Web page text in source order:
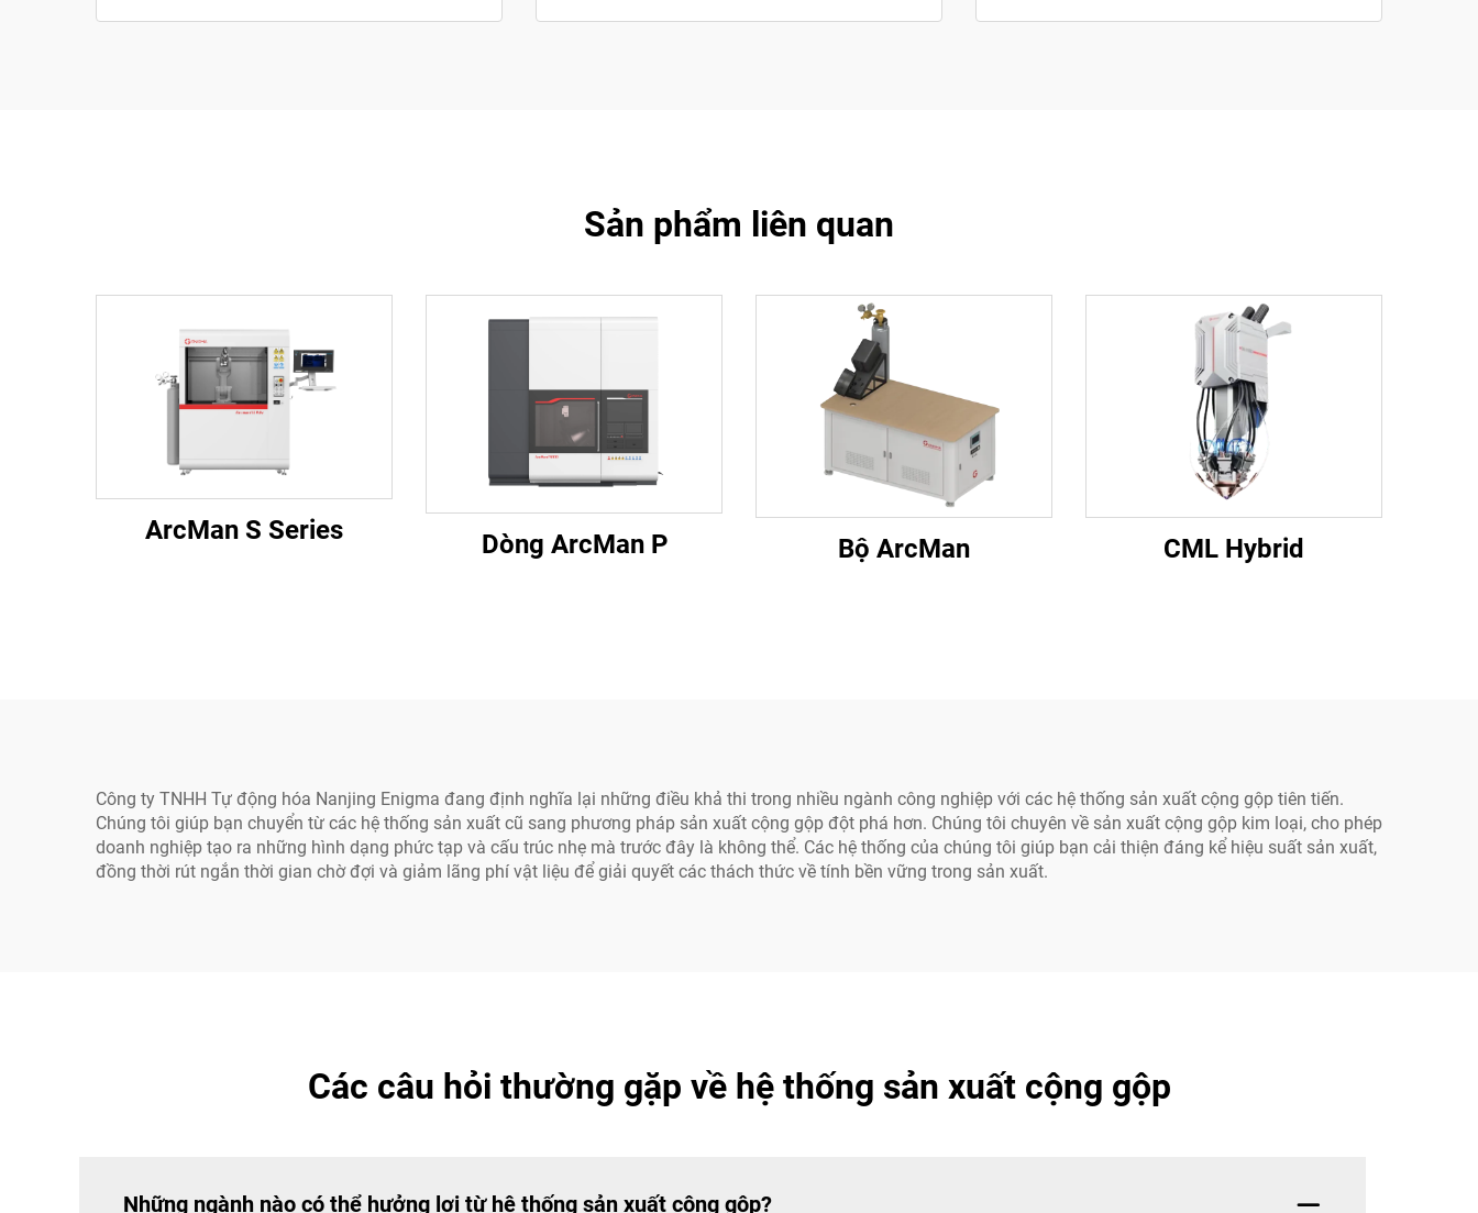
Sản phẩm liên quan
ArcMan S Series Dòng ArcMan P Bộ ArcMan CML Hybrid
Công ty TNHH Tự động hóa Nanjing Enigma đang định nghĩa lại những điều khả thi trong nhiều ngành công nghiệp với các hệ thống sản xuất cộng gộp tiên tiến.
Chúng tôi giúp bạn chuyển từ các hệ thống sản xuất cũ sang phương pháp sản xuất cộng gộp đột phá hơn. Chúng tôi chuyên về sản xuất cộng gộp kim loại, cho phép
doanh nghiệp tạo ra những hình dạng phức tạp và cấu trúc nhẹ mà trước đây là không thể. Các hệ thống của chúng tôi giúp bạn cải thiện đáng kể hiệu suất sản xuất,
đồng thời rút ngắn thời gian chờ đợi và giảm lãng phí vật liệu để giải quyết các thách thức về tính bền vững trong sản xuất.
Các câu hỏi thường gặp về hệ thống sản xuất cộng gộp
Những ngành nào có thể hưởng lợi từ hệ thống sản xuất cộng gộp?